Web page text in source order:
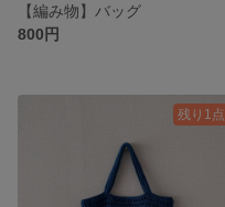
【編み物】バッグ
800円
残り1点